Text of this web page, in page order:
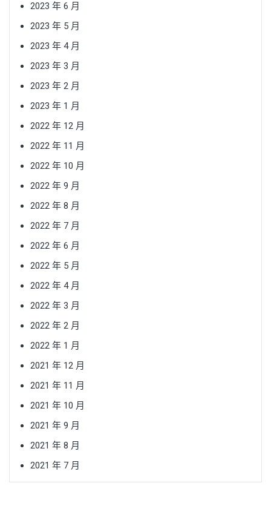
2023 年 6 月
2023 年 5 月
2023 年 4 月
2023 年 3 月
2023 年 2 月
2023 年 1 月
2022 年 12 月
2022 年 11 月
2022 年 10 月
2022 年 9 月
2022 年 8 月
2022 年 7 月
2022 年 6 月
2022 年 5 月
2022 年 4 月
2022 年 3 月
2022 年 2 月
2022 年 1 月
2021 年 12 月
2021 年 11 月
2021 年 10 月
2021 年 9 月
2021 年 8 月
2021 年 7 月